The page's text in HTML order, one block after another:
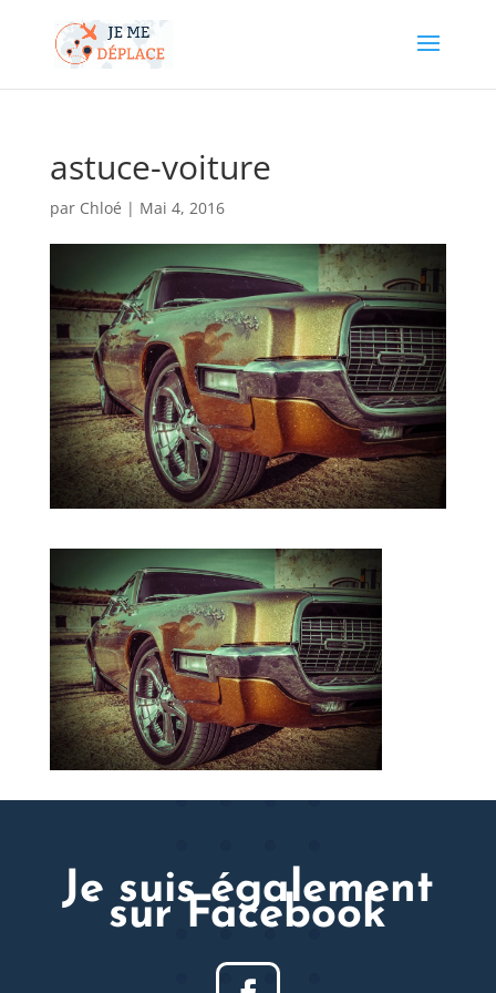
astuce-voiture
par Chloé | Mai 4, 2016
Je suis également
sur Facebook